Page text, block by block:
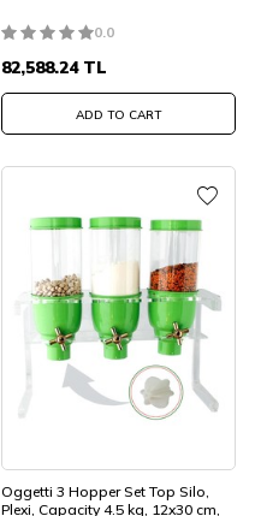
0.0
82,588.24TL
ADD TO CART
Oggetti 3 Hopper Set Top Silo,
Plexi, Capacity 4.5 kg, 12x30 cm,